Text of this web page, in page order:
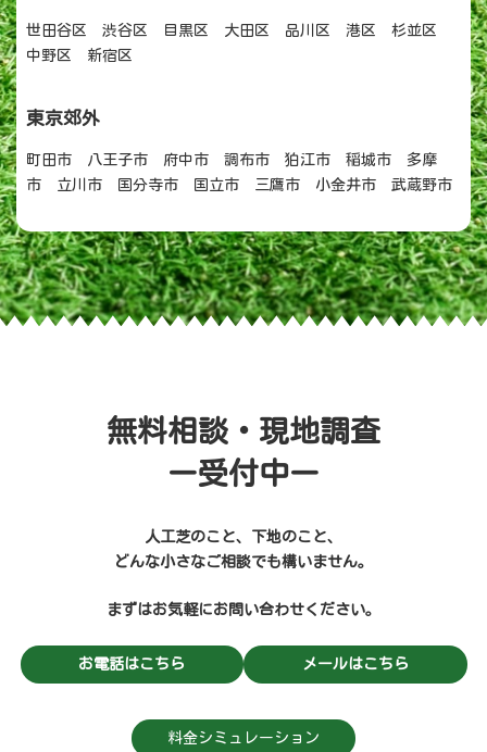
世田谷区 渋谷区 目黒区 大田区 品川区 港区 杉並区
中野区 新宿区
東京郊外
町田市 八王子市 府中市 調布市 狛江市 稲城市 多摩
市 立川市 国分寺市 国立市 三鷹市 小金井市 武蔵野市
無料相談・現地調査
ー受付中ー
人工芝のこと、下地のこと、
どんな小さなご相談でも構いません。
まずはお気軽にお問い合わせください。
お電話はこちら メールはこちら
料金シミュレーション